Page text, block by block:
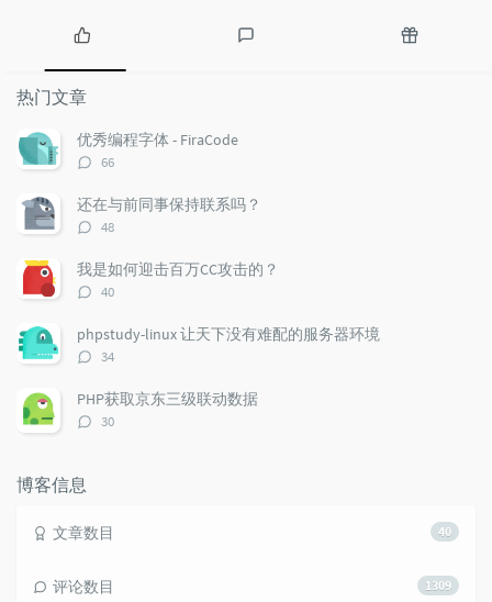
热
门
文
章
热门文章
优秀编程字体 - FiraCode
评
数：
66
还在与前同事保持联系吗？
评
数：
48
我是如何迎击百万CC攻击的？
评
数：
40
phpstudy-linux 让天下没有难配的服务器环境
评
数：
34
PHP获取京东三级联动数据
评
30
博客信息
40
文章数目
1309
评论数目